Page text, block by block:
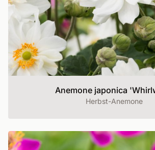
Anemone japonica
Herbst-Anemone